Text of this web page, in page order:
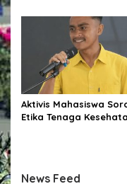
Ekonomi Daerah
Aktivis Mahasiswa
Etika Tenaga
News Feed